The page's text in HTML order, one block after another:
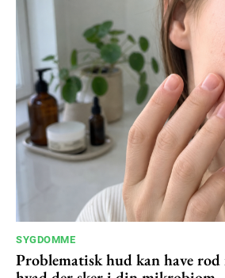
YEARLY PRICING
SYGDOMME
Problematisk hud kan have